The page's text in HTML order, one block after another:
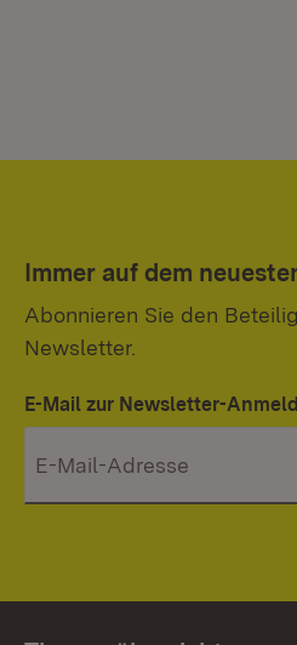
Immer auf dem
Abonnieren Sie den
Newsletter.
E-Mail zur Newsletter-